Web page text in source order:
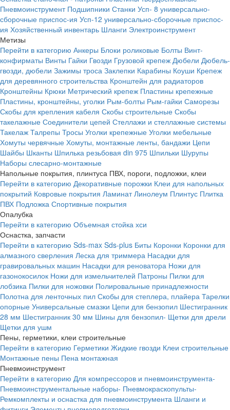
Пневмоинструмент Подшипники Станки Усп- 8 универсально-
сборочные приспос-ия Усп-12 универсально-сборочные приспос-
ия Хозяйственный инвентарь Шланги Электроинструмент
Метизы
Перейти в категорию Анкеры Блоки роликовые Болты Винт-
конфирматы Винты Гайки Гвозди Грузовой крепеж Дюбели Дюбель-
гвозди, дюбели Зажимы троса Заклепки Карабины Коуши Крепеж
для деревянного строительства Кронштейн для радиаторов
Кронштейны Крюки Метрический крепеж Пластины крепежные
Пластины, кронштейны, уголки Рым-болты Рым-гайки Саморезы
Скобы для крепления кабеля Скобы строительные Скобы
такелажные Соединители цепей Стеллажи и стеллажные системы
Такелаж Талрепы Тросы Уголки крепежные Уголки мебельные
Хомуты червячные Хомуты, монтажные ленты, бандажи Цепи
Шайбы Шканты Шпилька резьбовая din 975 Шпильки Шурупы
Наборы слесарно-монтажные
Напольные покрытия, плинтуса ПВХ, пороги, подложки, клеи
Перейти в категорию Декоративные порожки Клеи для напольных
покрытий Ковровые покрытия Ламинат Линолеум Плинтус Плитка
ПВХ Подложка Спортивные покрытия
Опалубка
Перейти в категорию Объемная стойка хси
Оснастка, запчасти
Перейти в категорию Sds-max Sds-plus Биты Коронки Коронки для
алмазного сверления Леска для триммера Насадки для
гравировальных машин Насадки для реноватора Ножи для
газонокосилок Ножи для измельчителей Патроны Пилки для
лобзика Пилки для ножовки Полировальные принадлежности
Полотна для ленточных пил Скобы для степлера, плайера Тарелки
опорные Универсальные смазки Цепи для бензопил Шестигранник
28 мм Шестигранник 30 мм Шины для бензопил- Щетки для дрели
Щетки для ушм
Пены, герметики, клеи строительные
Перейти в категорию Герметики Жидкие гвозди Клеи строительные
Монтажные пены Пена монтажная
Пневмоинструмент
Перейти в категорию Для компрессоров и пневмоинструмента-
Пневмоинструментальные наборы- Пневмокраскопульты-
Ремкомплекты и оснастка для пневмоинструмента Шланги и